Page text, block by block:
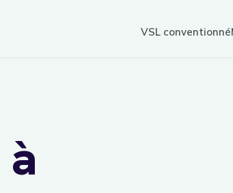
VSL conventionné